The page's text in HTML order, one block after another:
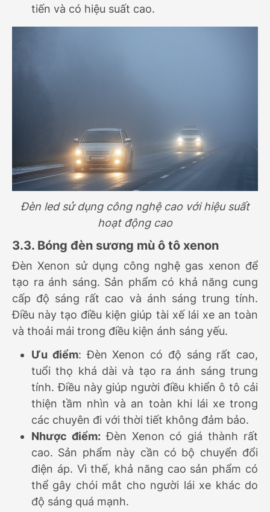
tiến và có hiệu suất cao.
Đèn led sử dụng công nghệ cao với hiệu suất
hoạt động cao
3.3. Bóng đèn sương mù ô tô xenon
Đèn Xenon sử dụng công nghệ gas xenon để
tạo ra ánh sáng. Sản phẩm có khả năng cung
cấp độ sáng rất cao và ánh sáng trung tính.
Điều này tạo điều kiện giúp tài xế lái xe an toàn
và thoải mái trong điều kiện ánh sáng yếu.
Ưu điểm: Đèn Xenon có độ sáng rất cao,
tuổi thọ khá dài và tạo ra ánh sáng trung
tính. Điều này giúp người điều khiển ô tô cải
thiện tầm nhìn và an toàn khi lái xe trong
các chuyên đi với thời tiết không đảm bảo.
Nhược điểm:Đèn Xenon có giá thành rất
cao. Sản phẩm này cần có bộ chuyển đổi
điện áp. Vì thế, khả năng cao sản phẩm có
thể gây chói mắt cho người lái xe khác do
độ sáng quá mạnh.